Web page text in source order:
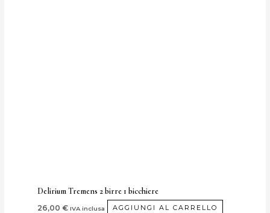
Delirium Tremens 2 birre 1 bicchiere
26,00€ IVA inclusa AGGIUNGI AL CARRELLO